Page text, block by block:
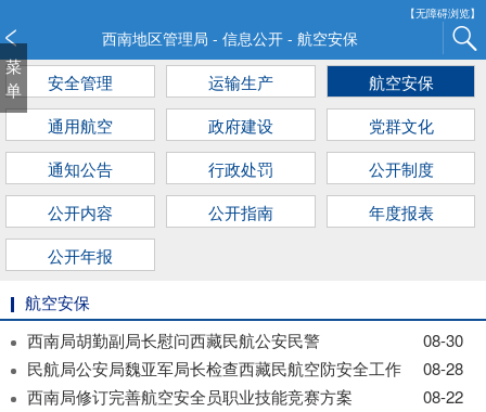
【无障碍浏览】
西南地区管理局 - 信息公开 - 航空安保
菜
单
安全管理 运输生产
航空安保
通用航空
政府建设
党群文化
通知公告
行政处罚
公开制度
公开内容
公开指南
年度报表
公开年报
航空安保
西南局胡勤副局长慰问西藏民航公安民警
08-30
民航局公安局魏亚军局长检查西藏民航空防安全工作
08-28
西南局修订完善航空安全员职业技能竞赛方案
08-22
窗
口
打
开
障
碍
说
明
面,
按
Alt
加
波
浪